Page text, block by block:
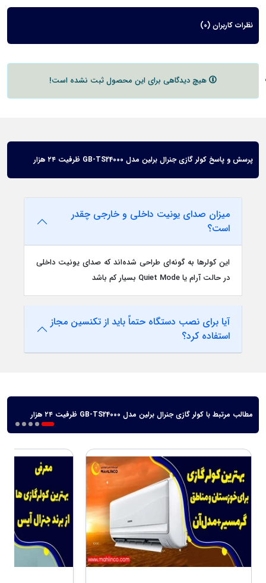
نظرات کاربران (0)
هیچ دیدگاهی برای این محصول ثبت نشده است!
پرسش و پاسخ کولر گازی جنرال برلین مدل GB-TS24000 ظرفیت ۲۴ هزار
میزان صدای یونیت داخلی و خارجی چقدر
است؟
این کولرها به گونه‌ای طراحی شده‌اند که صدای یونیت داخلی
در حالت آرام یا Quiet Mode بسیار کم باشد
آیا برای نصب دستگاه حتماً باید از تکنسین مجاز
استفاده کرد؟
مطالب مرتبط با کولر گازی جنرال برلین مدل GB-TS24000 ظرفیت ۲۴ هزار